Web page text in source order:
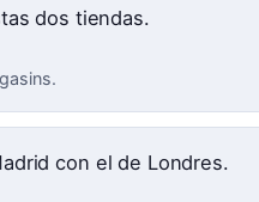
dos tiendas.
con el de Londres.